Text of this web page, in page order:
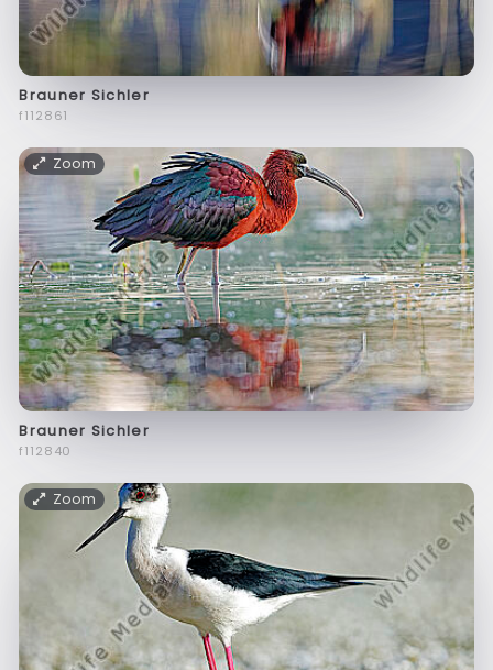
Brauner Sichler
f112861
Zoom
Brauner Sichler
f112840
Zoom